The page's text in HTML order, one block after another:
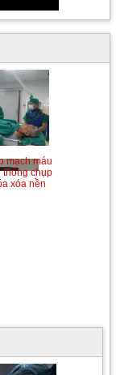
mạch máu
thống chụp
xóa nền